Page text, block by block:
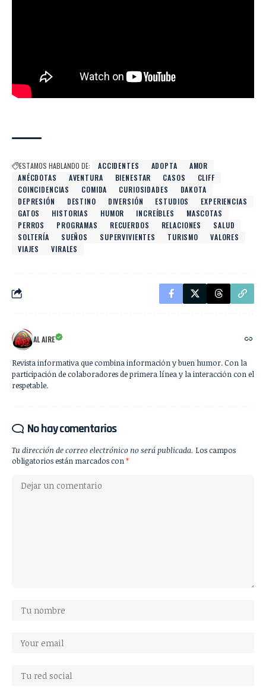
ESTAMOS HABLANDO DE: ACCIDENTES ADOPTA
AMOR
ANÉCDOTAS
AVENTURA BIENESTAR CASOS
CLIFF
COINCIDENCIAS
COMIDA CURIOSIDADES
DAKOTA
DEPRESIÓN
DESTINO DIVERSIÓN ESTUDIOS
EXPERIENCIAS
GATOS
HISTORIAS HUMOR INCREÍBLES
MASCOTAS
PERROS
PROGRAMAS RECUERDOS RELACIONES
SALUD
SOLTERÍA
SUEÑOS SUPERVIVIENTES TURISMO
VALORES
VIAJES
VIRALES
AL AIRE
Revista informativa que combina información y buen humor. Con la
participación de colaboradores de primera línea y la interacción con el
respetable.
No hay comentarios
Tu dirección de correo electrónico no será publicada. Los campos
obligatorios están marcados con*